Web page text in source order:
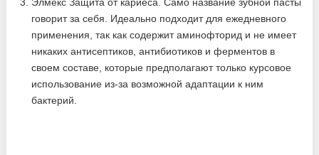
говорит за себя. Идеально подходит для ежедневного
применения, так как содержит аминофторид и не имеет
никаких антисептиков, антибиотиков и ферментов в
своем составе, которые предполагают только курсовое
использование из-за возможной адаптации к ним
бактерий.